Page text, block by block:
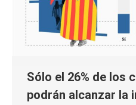
Sólo el 26% de los
podrán alcanzar la